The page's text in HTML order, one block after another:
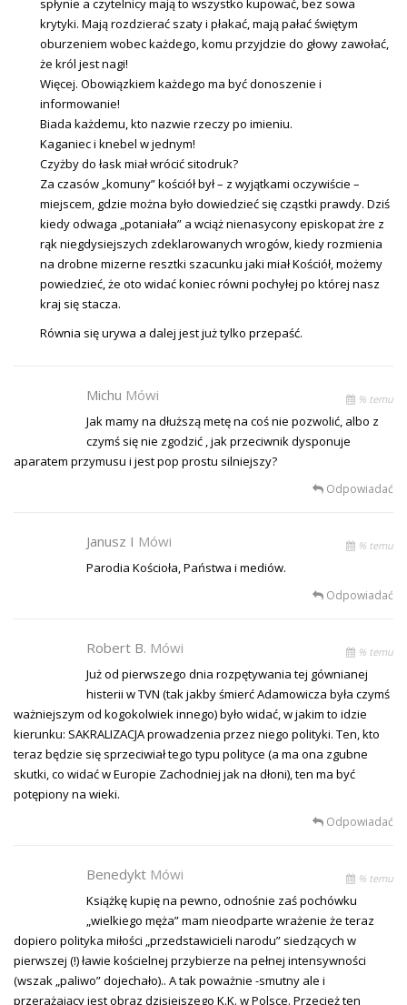
spłynie a czytelnicy mają to wszystko kupować, bez sowa
krytyki. Mają rozdzierać szaty i płakać, mają pałać świętym
oburzeniem wobec każdego, komu przyjdzie do głowy zawołać,
że król jest nagi!
Więcej. Obowiązkiem każdego ma być donoszenie i
informowanie!
Biada każdemu, kto nazwie rzeczy po imieniu.
Kaganiec i knebel w jednym!
Czyżby do łask miał wrócić sitodruk?
Za czasów „komuny” kościół był – z wyjątkami oczywiście –
miejscem, gdzie można było dowiedzieć się cząstki prawdy. Dziś
kiedy odwaga „potaniała” a wciąż nienasycony episkopat żre z
rąk niegdysiejszych zdeklarowanych wrogów, kiedy rozmienia
na drobne mizerne resztki szacunku jaki miał Kościół, możemy
powiedzieć, że oto widać koniec równi pochyłej po której nasz
kraj się stacza.
Równia się urywa a dalej jest już tylko przepaść.
Michu Mówi % temu
Jak mamy na dłuższą metę na coś nie pozwolić, albo z
czymś się nie zgodzić , jak przeciwnik dysponuje
aparatem przymusu i jest pop prostu silniejszy?
Odpowiadać
Janusz I Mówi % temu
Parodia Kościoła, Państwa i mediów.
Odpowiadać
Robert B. Mówi % temu
Już od pierwszego dnia rozpętywania tej gównianej
histerii w TVN (tak jakby śmierć Adamowicza była czymś
ważniejszym od kogokolwiek innego) było widać, w jakim to idzie
kierunku: SAKRALIZACJA prowadzenia przez niego polityki. Ten, kto
teraz będzie się sprzeciwiał tego typu polityce (a ma ona zgubne
skutki, co widać w Europie Zachodniej jak na dłoni), ten ma być
potępiony na wieki.
Odpowiadać
Benedykt Mówi % temu
Książkę kupię na pewno, odnośnie zaś pochówku
„wielkiego męża” mam nieodparte wrażenie że teraz
dopiero polityka miłości „przedstawicieli narodu” siedzących w
pierwszej (!) ławie kościelnej przybierze na pełnej intensywności
(wszak „paliwo” dojechało).. A tak poważnie -smutny ale i
przerażający jest obraz dzisiejszego K.K. w Polsce. Przecież ten